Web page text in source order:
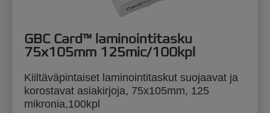
GBC Card™ laminointitasku
75x105mm 125mic/100kpl
Kiiltäväpintaiset laminointitaskut suojaavat ja
korostavat asiakirjoja, 75x105mm, 125
mikronia,100kpl